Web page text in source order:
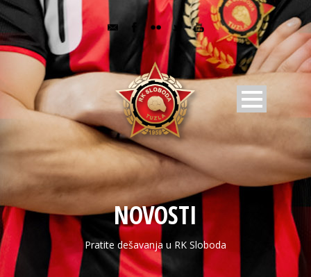
NOVOSTI
Pratite dešavanja u RK Sloboda